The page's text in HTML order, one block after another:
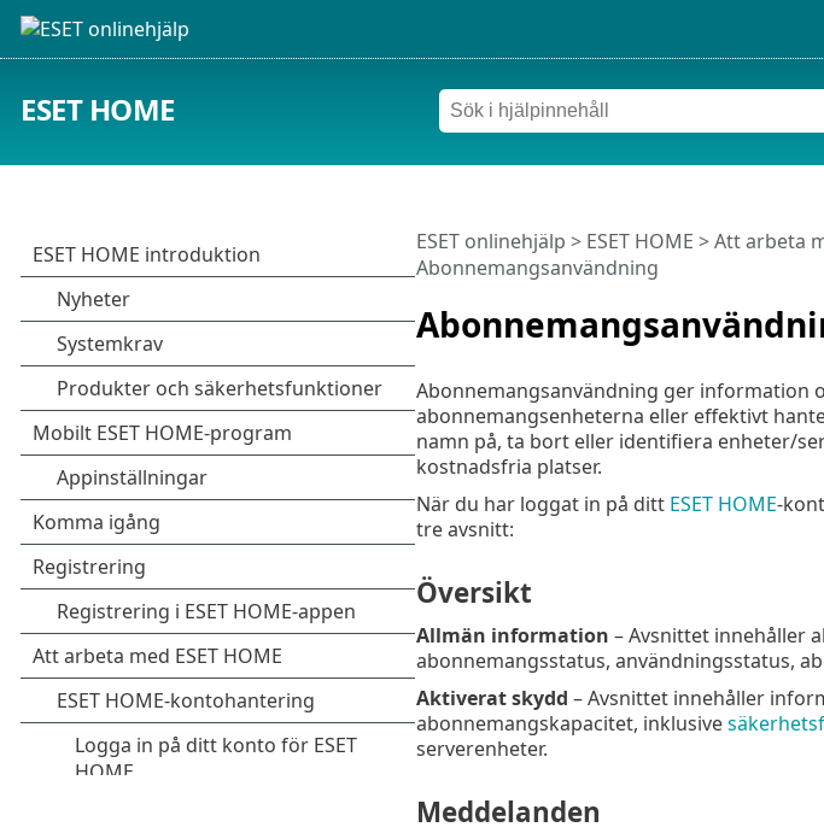
ESET HOME
ESET onlinehjälp > ESET HOME >Att arbeta
Abonnemangsanvändning
Abonnemangsanvändning ger information
abonnemangsenheterna eller effektivt
namn på, ta bort eller identifiera enheter/
kostnadsfria platser.
När du har loggat in på ditt ESET HOME-
tre avsnitt:
Översikt
Allmän information – Avsnittet innehåller
abonnemangsstatus, användningsstatus,
Aktiverat skydd – Avsnittet innehåller
abonnemangskapacitet, inklusive
serverenheter.
Meddelanden